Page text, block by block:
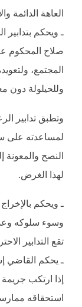
العاهة الدائمة
ـ ويحكم
صلاح المحكوم
المجتمع،
وللحيلولة دون
وتطبق تدابير
لمساعدته على
النصح
لهذا الغرض.
ـ ويحكم
وسوء سلوكه
تقع التدابير
ـ يحكم القاضي
إذا ارتكب
استحقاقه